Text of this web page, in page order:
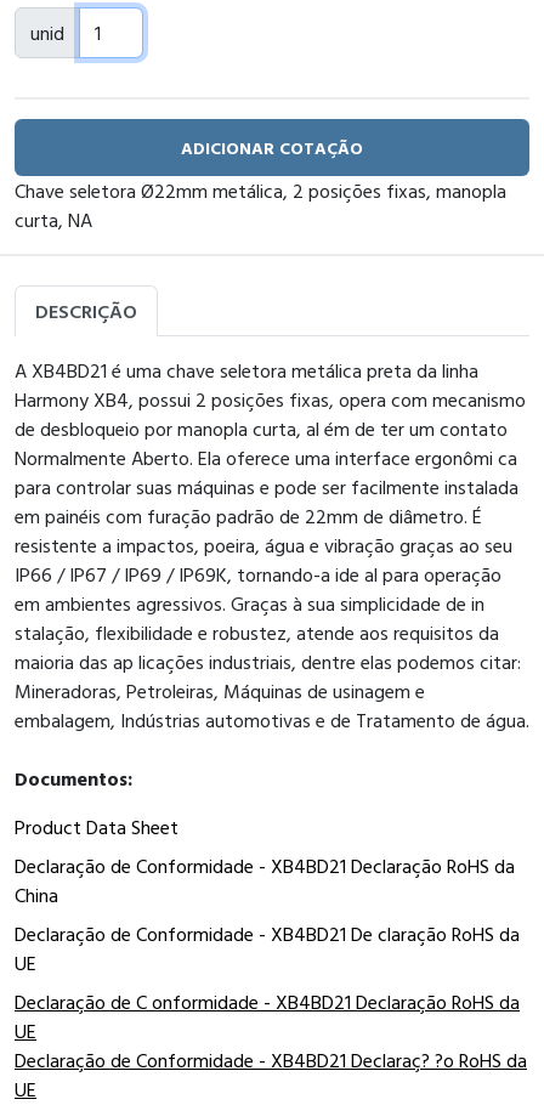
unid
ADICIONAR COTAÇÃO
Chave seletora Ø22mm metálica, 2 posições fixas, manopla
curta, NA
DESCRIÇÃO
A XB4BD21 é uma chave seletora metálica preta da linha
Harmony XB4, possui 2 posições fixas, opera com mecanismo
de desbloqueio por manopla curta, al ém de ter um contato
Normalmente Aberto. Ela oferece uma interface ergonômi ca
para controlar suas máquinas e pode ser facilmente instalada
em painéis com furação padrão de 22mm de diâmetro. É
resistente a impactos, poeira, água e vibração graças ao seu
IP66 / IP67 / IP69 / IP69K, tornando-a ide al para operação
em ambientes agressivos. Graças à sua simplicidade de in
stalação, flexibilidade e robustez, atende aos requisitos da
maioria das ap licações industriais, dentre elas podemos citar:
Mineradoras, Petroleiras, Máquinas de usinagem e
embalagem, Indústrias automotivas e de Tratamento de água.
Documentos:
Product Data Sheet
Declaração de Conformidade - XB4BD21 Declaração RoHS da
China
Declaração de Conformidade - XB4BD21 De claração RoHS da
UE
Declaração de C onformidade - XB4BD21 Declaração RoHS da
UE
Declaração de Conformidade - XB4BD21 Declaraç? ?o RoHS da
UE